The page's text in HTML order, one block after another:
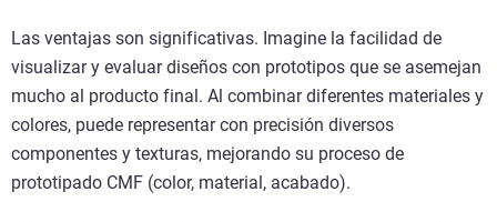
Las ventajas son significativas. Imagine la facilidad de
visualizar y evaluar diseños con prototipos que se asemejan
mucho al producto final. Al combinar diferentes materiales y
colores, puede representar con precisión diversos
componentes y texturas, mejorando su proceso de
prototipado CMF (color, material, acabado).